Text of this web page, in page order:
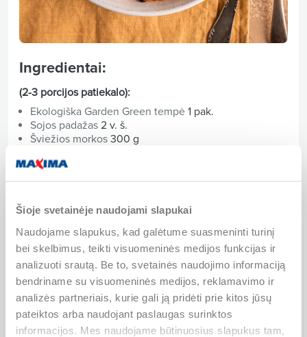
Šioje svetainėje naudojami slapukai
Naudojame slapukus, kad galėtume suasmeninti turinį
bei skelbimus, teikti visuomeninės medijos funkcijas ir
analizuoti srautą. Be to, svetainės naudojimo informaciją
bendriname su visuomeninės medijos, reklamavimo ir
analizės partneriais, kurie gali ją pridėti prie kitos jūsų
pateiktos arba naudojant paslaugas surinktos
informacijos. Mes naudojame būtinuosius slapukus tam,
Ingredientai:
(2-3 porcijos patiekalo):
Ekologiška Garden Green tempė 1 pak.
Sojos padažas 2 v. š.
Šviežios morkos 300 g
Vidutinio dydžio svogūnai
Well Done konservuoti lęšiai2 skard.
Šaltas vanduo600 ml
Pomidorų padažas ar pasta100 ml
Lauro lapai 2-3 vnt.
Aliejus2-3 v. š.
Malto rozmarino prieskoniai1 a. š.
1 a. š.
Malto kumino prieskoniai0,5 a. š.
Malti juodieji pipirai0,5 a. š.
Žiupsnelis druskospagal skonį